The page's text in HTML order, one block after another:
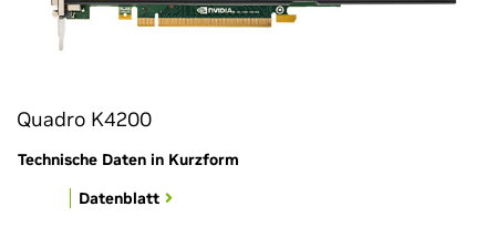
Quadro K4200
Technische Daten in Kurzform
Datenblatt